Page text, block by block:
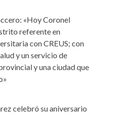
«Hoy Coronel
referente en
con CREUS; con
y un servicio de
y una ciudad que
celebró su aniversario